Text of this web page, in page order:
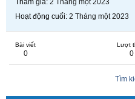
Tham gia 2 Tháng một 2023
Hoạt động cuối 2 Tháng một 2023
Bài viết
0
Lượt
0
Tìm